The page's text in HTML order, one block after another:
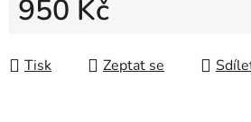
950 Kč
Tisk
Zeptat se